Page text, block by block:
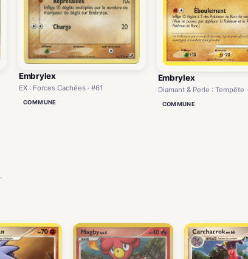
Embrylex
EX : Forces Cachées · #61
COMMUNE
Embrylex
Diamant & Perle : Tempête
COMMUNE
.